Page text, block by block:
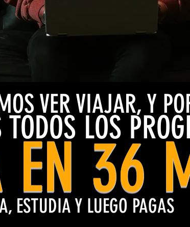
VER VIAJAR, Y
LOS
EN 36
ESTUDIA Y LUEGO PAGAS